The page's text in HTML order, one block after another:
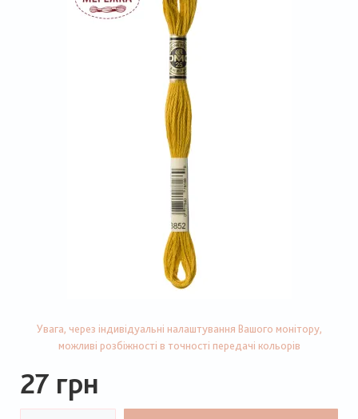
Увага, через індивідуальні налаштування Вашого монітору,
можливі розбіжності в точності передачі кольорів
27 грн